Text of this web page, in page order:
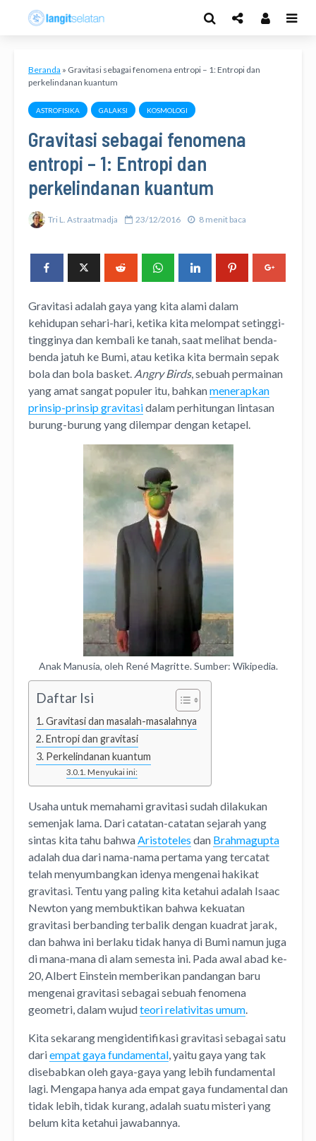
Beranda » Gravitasi sebagai fenomena entropi – 1: Entropi dan
perkelindanan kuantum
ASTROFISIKA GALAKSI KOSMOLOGI
Gravitasi sebagai fenomena
entropi – 1: Entropi dan
perkelindanan kuantum
Tri L. Astraatmadja 23/12/2016 8 menit baca
Gravitasi adalah gaya yang kita alami dalam
kehidupan sehari-hari, ketika kita melompat setinggi-
tingginya dan kembali ke tanah, saat melihat benda-
benda jatuh ke Bumi, atau ketika kita bermain sepak
bola dan bola basket. Angry Birds, sebuah permainan
yang amat sangat populer itu, bahkanmenerapkan
prinsip-prinsip gravitasidalam perhitungan lintasan
burung-burung yang dilempar dengan ketapel.
Anak Manusia, oleh René Magritte. Sumber: Wikipedia.
Daftar Isi
Gravitasi dan masalah-masalahnya
Entropi dan gravitasi
Perkelindanan kuantum
Menyukai ini:
Usaha untuk memahami gravitasi sudah dilakukan
semenjak lama. Dari catatan-catatan sejarah yang
sintas kita tahu bahwaAristoteles dan Brahmagupta
adalah dua dari nama-nama pertama yang tercatat
telah menyumbangkan idenya mengenai hakikat
gravitasi. Tentu yang paling kita ketahui adalah Isaac
Newton yang membuktikan bahwa kekuatan
gravitasi berbanding terbalik dengan kuadrat jarak,
dan bahwa ini berlaku tidak hanya di Bumi namun juga
di mana-mana di alam semesta ini. Pada awal abad ke-
20, Albert Einstein memberikan pandangan baru
mengenai gravitasi sebagai sebuah fenomena
geometri, dalam wujudteori relativitas umum.
Kita sekarang mengidentifikasi gravitasi sebagai satu
dariempat gaya fundamental, yaitu gaya yang tak
disebabkan oleh gaya-gaya yang lebih fundamental
lagi. Mengapa hanya ada empat gaya fundamental dan
tidak lebih, tidak kurang, adalah suatu misteri yang
belum kita ketahui jawabannya.